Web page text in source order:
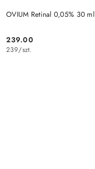
OVIUM Retinal 0,05% 30 ml
Cena:
239.00
239/szt.